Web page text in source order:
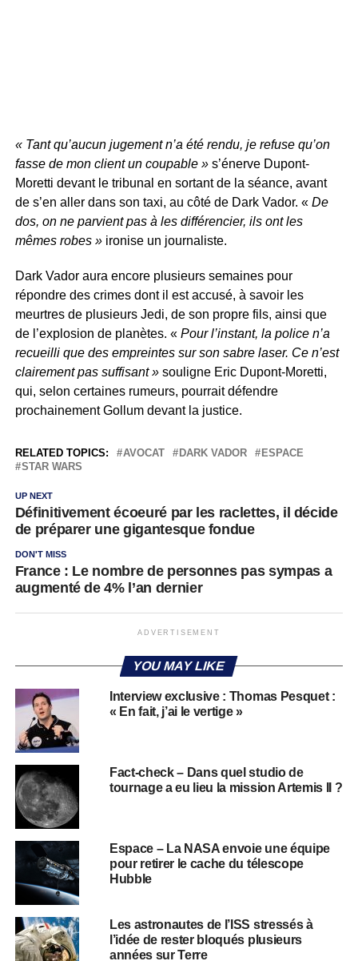
« Tant qu’aucun jugement n’a été rendu, je refuse qu’on
fasse de mon client un coupable »s’énerve Dupont-
Moretti devant le tribunal en sortant de la séance, avant
de s’en aller dans son taxi, au côté de Dark Vador. «De
dos, on ne parvient pas à les différencier, ils ont les
mêmes robes »ironise un journaliste.
Dark Vador aura encore plusieurs semaines pour
répondre des crimes dont il est accusé, à savoir les
meurtres de plusieurs Jedi, de son propre fils, ainsi que
de l’explosion de planètes. «Pour l’instant, la police n’a
recueilli que des empreintes sur son sabre laser. Ce n’est
clairement pas suffisant »souligne Eric Dupont-Moretti,
qui, selon certaines rumeurs, pourrait défendre
prochainement Gollum devant la justice.
RELATED TOPICS: AVOCAT DARK VADOR
ESPACE
STAR WARS
UP NEXT
Définitivement écoeuré par les raclettes, il décide
de préparer une gigantesque fondue
DON'T MISS
France : Le nombre de personnes pas sympas a
augmenté de 4% l’an dernier
ADVERTISEMENT
YOU MAY LIKE
Interview exclusive : Thomas Pesquet :
« En fait, j’ai le vertige »
Fact-check – Dans quel studio de
tournage a eu lieu la mission Artemis II ?
Espace – La NASA envoie une équipe
pour retirer le cache du télescope
Hubble
Les astronautes de l’ISS stressés à
l’idée de rester bloqués plusieurs
années sur Terre